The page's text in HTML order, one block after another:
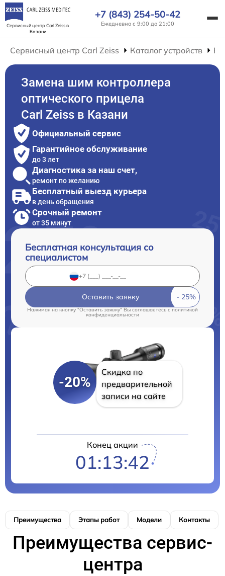
Сервисный центр Carl Zeissв
Казани
+7 (843) 254-50-42
Ежедневно с 9:00 до 21:00
Сервисный центр Carl Zeiss Каталог устройств
Замена шим контроллера
оптического прицела
Carl Zeiss в Казани
Официальный сервис
Гарантийное обслуживание
до 3 лет
Диагностика за наш счет,
ремонт по желанию
Бесплатный выезд курьера
в день обращения
Срочный ремонт
от 35 минут
Бесплатная консультация со
специалистом
Оставить заявку
Нажимая на кнопку "Оставить заявку" Вы соглашаетесь cполитикой
конфиденциальности
-20%
Скидка по
предварительной
записи на сайте
Конец акции
01:13:42
Преимущества Этапы работ Модели Контакты
Преимущества сервис-
центра